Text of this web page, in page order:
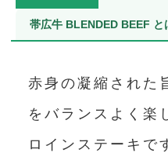
帯広牛 BLENDED BEEF と
赤身の凝縮された
をバランスよく楽
ロインステーキで